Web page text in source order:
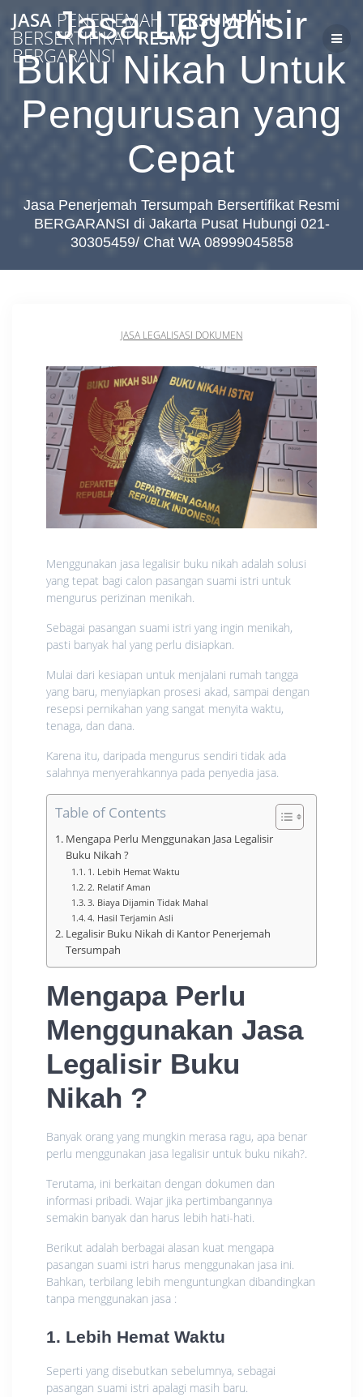
to
content
JASA PENERJEMAH TERSUMPAH
BERSERTIFIKATRESMI
BERGARANSI
Jasa Legalisir
Buku Nikah Untuk
Pengurusan yang
Cepat
Jasa Penerjemah Tersumpah Bersertifikat Resmi
BERGARANSI di Jakarta Pusat Hubungi 021-
30305459/ Chat WA 08999045858
JASA LEGALISASI DOKUMEN
Menggunakan jasa legalisir buku nikah adalah solusi
yang tepat bagi calon pasangan suami istri untuk
mengurus perizinan menikah.
Sebagai pasangan suami istri yang ingin menikah,
pasti banyak hal yang perlu disiapkan.
Mulai dari kesiapan untuk menjalani rumah tangga
yang baru, menyiapkan prosesi akad, sampai dengan
resepsi pernikahan yang sangat menyita waktu,
tenaga, dan dana.
Karena itu, daripada mengurus sendiri tidak ada
salahnya menyerahkannya pada penyedia jasa.
Table of Contents
Mengapa Perlu Menggunakan Jasa Legalisir
Buku Nikah ?
1. Lebih Hemat Waktu
2. Relatif Aman
3. Biaya Dijamin Tidak Mahal
4. Hasil Terjamin Asli
Legalisir Buku Nikah di Kantor Penerjemah
Tersumpah
Mengapa Perlu
Menggunakan Jasa
Legalisir Buku
Nikah ?
Banyak orang yang mungkin merasa ragu, apa benar
perlu menggunakan jasa legalisir untuk buku nikah?.
Terutama, ini berkaitan dengan dokumen dan
informasi pribadi. Wajar jika pertimbangannya
semakin banyak dan harus lebih hati-hati.
Berikut adalah berbagai alasan kuat mengapa
pasangan suami istri harus menggunakan jasa ini.
Bahkan, terbilang lebih menguntungkan dibandingkan
tanpa menggunakan jasa :
1. Lebih Hemat Waktu
Seperti yang disebutkan sebelumnya, sebagai
pasangan suami istri apalagi masih baru.